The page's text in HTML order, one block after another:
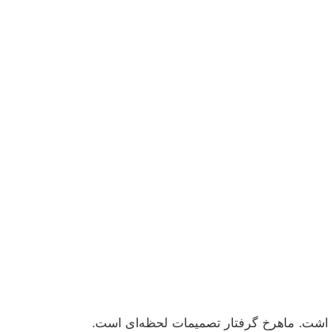
ماهرخ گرفتار تصمیمات لحظه‌ای است.